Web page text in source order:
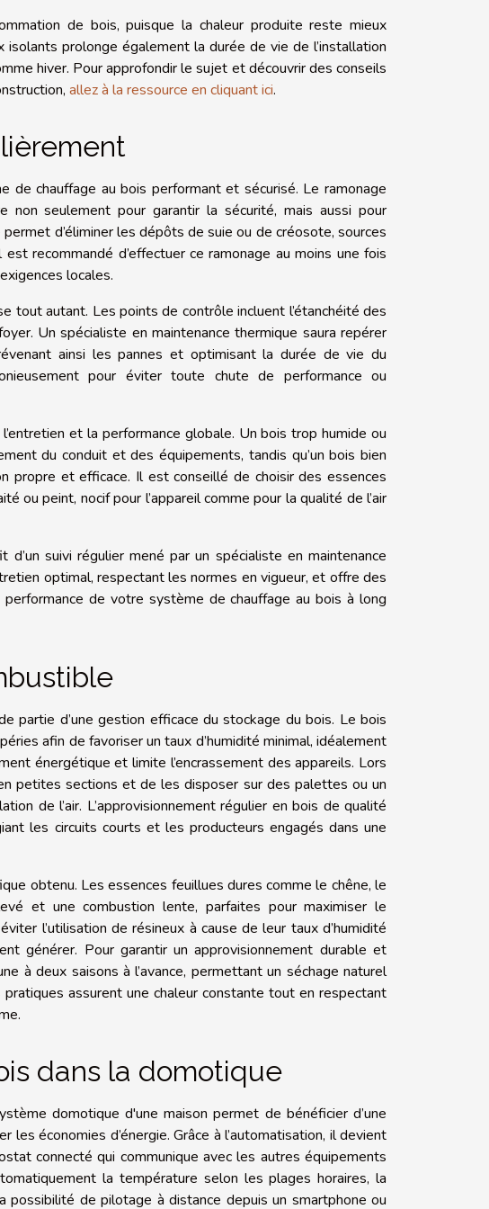
de bois, puisque la chaleur produite reste mieux
isolants prolonge également la durée de vie de l’installation
hiver. Pour approfondir le sujet et découvrir des conseils
allez à la ressource en cliquant ici.
de chauffage au bois performant et sécurisé. Le ramonage
non seulement pour garantir la sécurité, mais aussi pour
d’éliminer les dépôts de suie ou de créosote, sources
recommandé d’effectuer ce ramonage au moins une fois
locales.
tout autant. Les points de contrôle incluent l’étanchéité des
Un spécialiste en maintenance thermique saura repérer
ainsi les pannes et optimisant la durée de vie du
pour éviter toute chute de performance ou
et la performance globale. Un bois trop humide ou
du conduit et des équipements, tandis qu’un bois bien
propre et efficace. Il est conseillé de choisir des essences
ou peint, nocif pour l’appareil comme pour la qualité de l’air
suivi régulier mené par un spécialiste en maintenance
optimal, respectant les normes en vigueur, et offre des
de votre système de chauffage au bois à long
partie d’une gestion efficace du stockage du bois. Le bois
afin de favoriser un taux d’humidité minimal, idéalement
énergétique et limite l’encrassement des appareils. Lors
petites sections et de les disposer sur des palettes ou un
de l’air. L’approvisionnement régulier en bois de qualité
les circuits courts et les producteurs engagés dans une
obtenu. Les essences feuillues dures comme le chêne, le
et une combustion lente, parfaites pour maximiser le
l’utilisation de résineux à cause de leur taux d’humidité
générer. Pour garantir un approvisionnement durable et
à deux saisons à l’avance, permettant un séchage naturel
assurent une chaleur constante tout en respectant
dans la domotique
domotique d'une maison permet de bénéficier d’une
économies d’énergie. Grâce à l’automatisation, il devient
connecté qui communique avec les autres équipements
la température selon les plages horaires, la
de pilotage à distance depuis un smartphone ou